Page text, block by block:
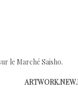
le Marché Saisho.